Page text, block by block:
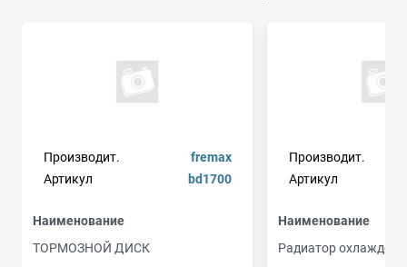
Производит.
fremax
Артикул
bd1700
Наименование
ТОРМОЗНОЙ ДИСК
Производит.
Артикул
Наименование
Радиатор